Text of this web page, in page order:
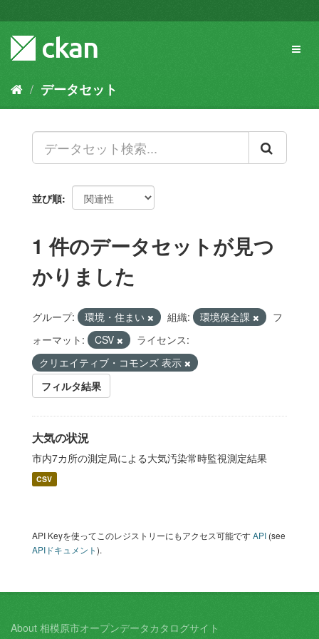
キ
容
データセット
並び順
1 件のデータセットが見つ
かりました
グループ: 環境・住まい 組織: 環境保全課
フ
ォーマット:
CSV
ライセンス:
クリエイティブ・コモンズ 表示
フィルタ結果
大気の状況
市内7カ所の測定局による大気汚染常時監視測定結果
CSV
API Keyを使ってこのレジストリーにもアクセス可能ですAPI (see
APIドキュメント).
About 相模原市オープンデータカタログサイト